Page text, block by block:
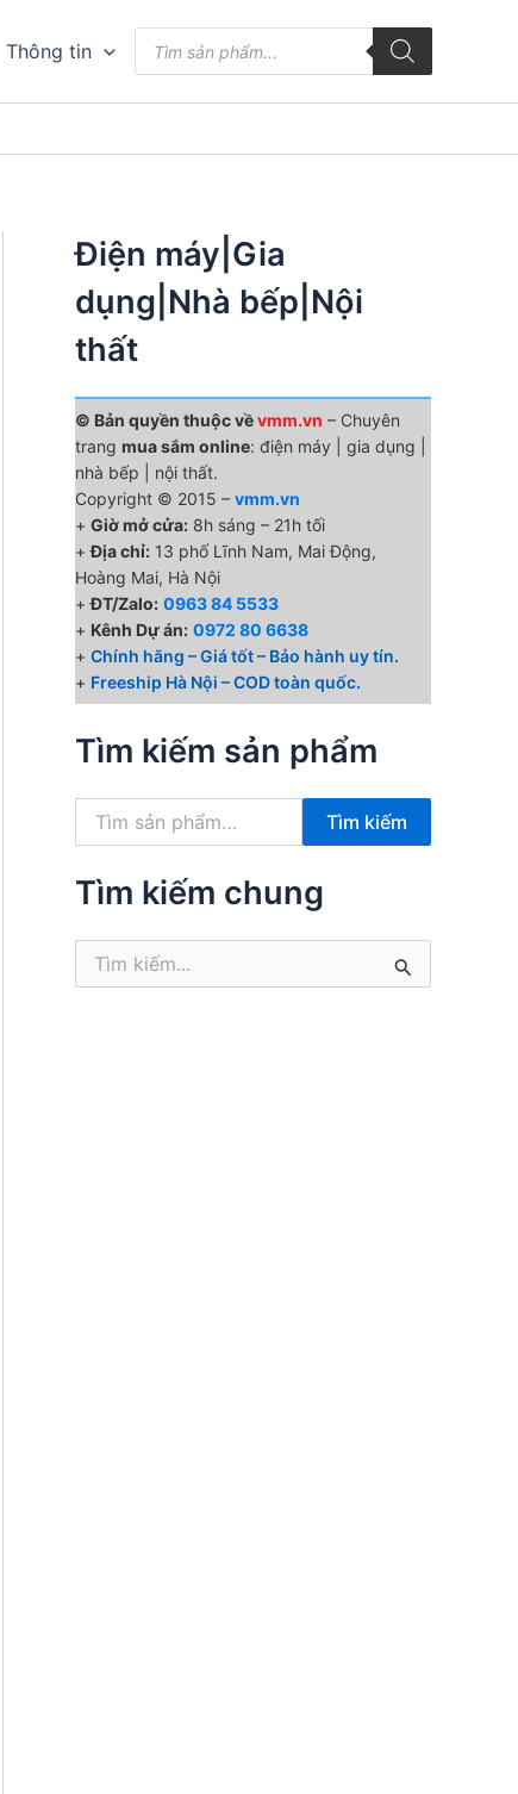
Thông tin
kiếm
phẩm
Điện máy|Gia
dụng|Nhà bếp|Nội
thất
© Bản quyền thuộc vềvmm.vn – Chuyên
trang mua sắm online: điện máy | gia dụng |
nhà bếp | nội thất.
Copyright © 2015 – vmm.vn
+ Giờ mở cửa: 8h sáng – 21h tối
+Địa chỉ: 13 phố Lĩnh Nam, Mai Động,
Hoàng Mai, Hà Nội
+ĐT/Zalo: 0963 84 5533
+ Kênh Dự án: 0972 80 6638
+ Chính hãng – Giá tốt – Bảo hành uy tín.
+ Freeship Hà Nội – COD toàn quốc.
Tìm kiếm sản phẩm
k
Tìm kiếm
Tìm kiếm chung